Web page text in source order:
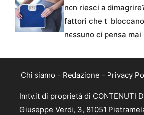
non riesci a
fattori che ti
nessuno ci pensa mai
Chi siamo - Redazione - Privacy
Imtv.it di proprietà di CONTENUTI
Giuseppe Verdi, 3, 81051